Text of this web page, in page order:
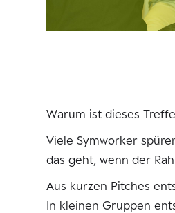
Warum ist dieses
Viele Symworker
das geht, wenn der
Aus kurzen Pitches
In kleinen Gruppen